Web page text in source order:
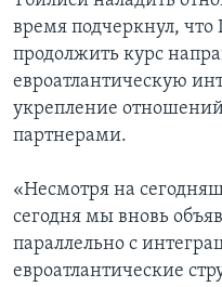
время подчеркнул, что
продолжить курс
евроатлантическую
укрепление
партнерами.
«Несмотря на
сегодня мы вновь
параллельно с
евроатлантические